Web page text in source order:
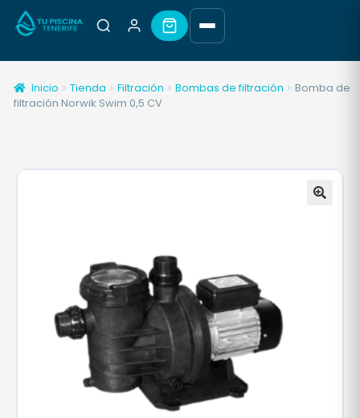
Inicio Tienda Filtración Bombas de filtración
Bomba de
filtración Norwik Swim 0,5 CV